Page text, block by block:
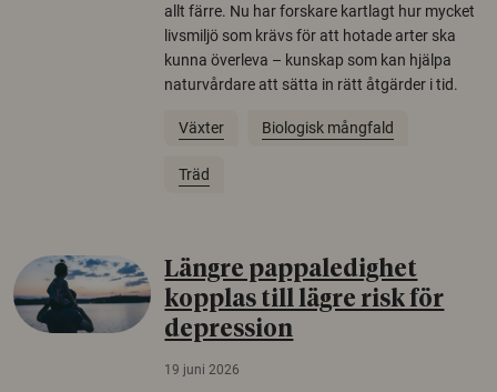
allt färre. Nu har forskare kartlagt hur mycket
livsmiljö som krävs för att hotade arter ska
kunna överleva – kunskap som kan hjälpa
naturvårdare att sätta in rätt åtgärder i tid.
Växter Biologisk mångfald
Träd
Längre pappaledighet
kopplas till lägre risk för
depression
19 juni 2026